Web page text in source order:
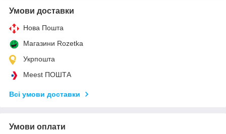
Умови доставки
Нова Пошта
Магазини Rozetka
Укрпошта
Meest ПОШТА
Всі умови доставки
Умови оплати